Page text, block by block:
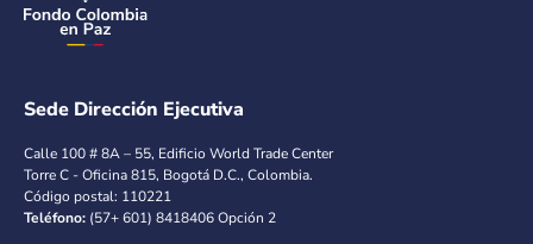
Sede Dirección Ejecutiva
Calle 100 # 8A – 55, Edificio World Trade Center
Torre C - Oficina 815, Bogotá D.C., Colombia.
Código postal: 110221
Teléfono: (57+ 601) 8418406 Opción 2